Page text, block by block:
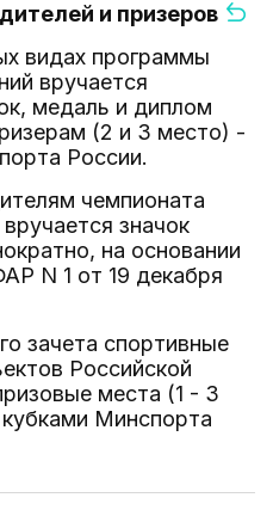
и призеров
видах программы
вручается
медаль и диплом
(2 и 3 место) -
России.
чемпионата
значок
на основании
N 1 от 19 декабря
зачета спортивные
Российской
места (1 - 3
Минспорта